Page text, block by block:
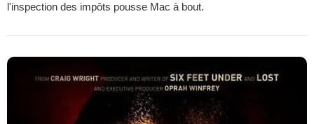
l'inspection des impôts pousse Mac à bout.